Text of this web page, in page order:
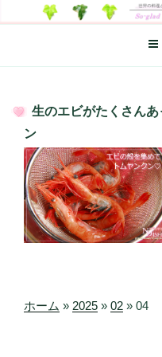
ン
ン
SO-GLAD
世界の料理のエッセイやレ
綴る、世界248か国を旅した
投
稿
日:
生のエビがたくさん
ン
ホーム » 2025 » 02 » 04